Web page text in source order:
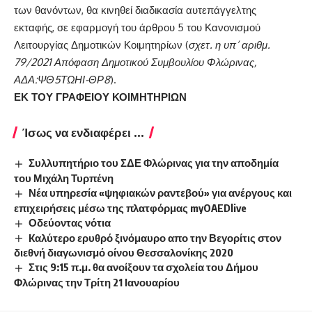
των θανόντων, θα κινηθεί διαδικασία αυτεπάγγελτης
εκταφής, σε εφαρμογή του άρθρου 5 του Κανονισμού
Λειτουργίας Δημοτικών Κοιμητηρίων (σχετ. η υπ’ αριθμ.
79/2021 Απόφαση Δημοτικού Συμβουλίου Φλώρινας,
ΑΔΑ:ΨΘ5ΤΩΗΙ-ΘΡ8).
ΕΚ ΤΟΥ ΓΡΑΦΕΙΟΥ ΚΟΙΜΗΤΗΡΙΩΝ
Ίσως να ενδιαφέρει ...
Συλλυπητήριο του ΣΔΕ Φλώρινας για την αποδημία
του Μιχάλη Τυρπένη
Νέα υπηρεσία «ψηφιακών ραντεβού» για ανέργους και
επιχειρήσεις μέσω της πλατφόρμας myOAEDlive
Οδεύοντας νότια
Kαλύτερο ερυθρό ξινόμαυρο απο την Βεγορίτις στον
διεθνή διαγωνισμό οίνου Θεσσαλονίκης 2020
Στις 9:15 π.μ. θα ανοίξουν τα σχολεία του Δήμου
Φλώρινας την Τρίτη 21 Ιανουαρίου